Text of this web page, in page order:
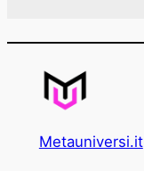
Metauniversi.it